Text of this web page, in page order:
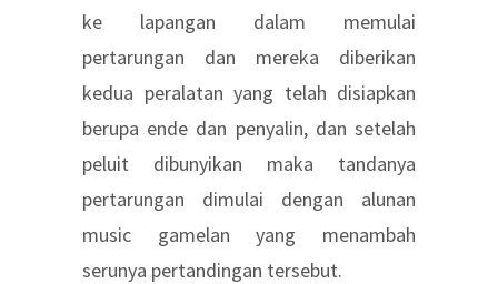
ke lapangan dalam memulai
pertarungan dan mereka diberikan
kedua peralatan yang telah disiapkan
berupa ende dan penyalin, dan setelah
peluit dibunyikan maka tandanya
pertarungan dimulai dengan alunan
music gamelan yang menambah
serunya pertandingan tersebut.